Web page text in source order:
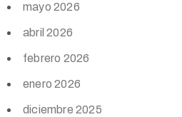
mayo 2026
abril 2026
febrero 2026
enero 2026
diciembre 2025